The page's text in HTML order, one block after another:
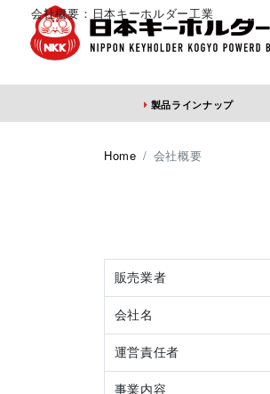
会社概要：日本キーホルダー工業
製品ラインナップ
アクリルキーホル
ダー（片面印刷）
アクリル
ダー（両
Home 会社概要
販売業者
会社名
運営責任者
事業内容